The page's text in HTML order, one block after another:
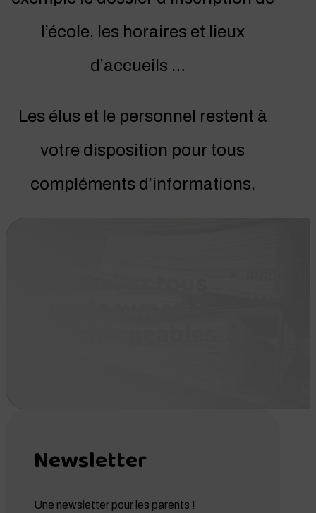
l’école, les horaires et lieux
d’accueils …
Les élus et le personnel restent à
votre disposition pour tous
compléments d’informations.
Newsletter
Une newsletter pour les parents !